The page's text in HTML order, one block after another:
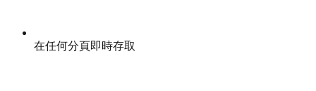
在任何分頁即時存取